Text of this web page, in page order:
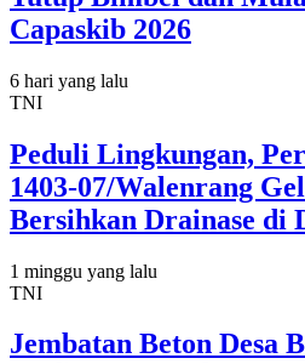
Capaskib 2026
6 hari yang lalu
TNI
Peduli Lingkungan,
1403-07/Walenrang
Bersihkan Drainase di
1 minggu yang lalu
TNI
Jembatan Beton Desa